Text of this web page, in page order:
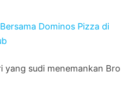
yang sudi menemankan Bro